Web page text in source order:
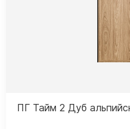
ПГ Тайм 2 Дуб